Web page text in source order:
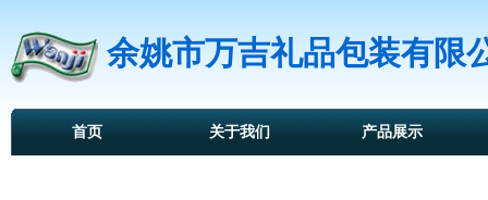
余姚市万吉礼品包装有限
首页 关于我们 产品展示